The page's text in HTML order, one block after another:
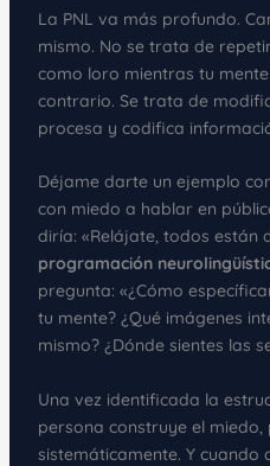
La PNL va más profundo.
mismo. No se trata de
como loro mientras tu
contrario. Se trata de
procesa y codifica
Déjame darte un ejemplo
con miedo a hablar en
diría: «Relájate, todos están
programación
pregunta: «¿Cómo
tu mente? ¿Qué imágenes
mismo? ¿Dónde sientes las
Una vez identificada la
persona construye el
sistemáticamente. Y cuando